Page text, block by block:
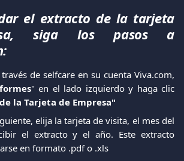
el extracto de la tarjeta
siga los pasos a
de selfcare en su cuenta Viva.com,
" en el lado izquierdo y haga clic
la Tarjeta de Empresa"
elija la tarjeta de visita, el mes del
el extracto y el año. Este extracto
en formato .pdf o .xls